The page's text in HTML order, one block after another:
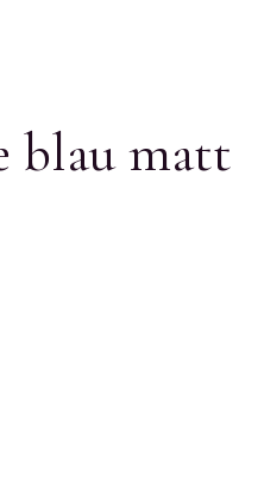
blau matt